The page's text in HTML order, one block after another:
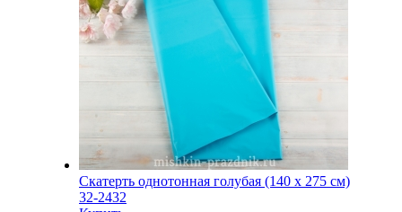
Скатерть однотонная голубая (140 х 275 см)
32-2432